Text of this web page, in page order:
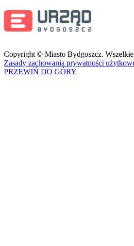
Copyright © Miasto Bydgoszcz. Wszelkie
Zasady zachowania prywatności
PRZEWIŃ DO GÓRY